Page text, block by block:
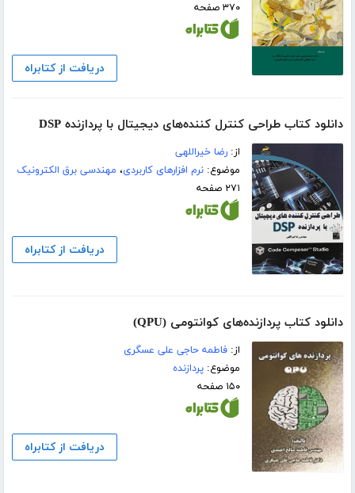
۳۷۰ صفحه
دریافت از کتابراه
دانلود کتاب طراحی کنترل کننده‌های دیجیتال با پردازنده DSP
از:رضا خیراللهی
موضوع:نرم افزارهای کاربردی، مهندسی برق الکترونیک
۲۷۱ صفحه
دریافت از کتابراه
دانلود کتاب پردازنده‌های کوانتومی (QPU)
از:فاطمه حاجی علی عسگری
موضوع:پردازنده
۱۵۰ صفحه
دریافت از کتابراه